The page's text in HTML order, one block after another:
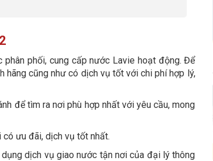
phối, cung cấp nước Lavie hoạt động. Để
hãng cũng như có dịch vụ tốt với chi phí hợp lý,
để tìm ra nơi phù hợp nhất với yêu cầu, mong
có ưu đãi, dịch vụ tốt nhất.
dịch vụ giao nước tận nơi của đại lý thông